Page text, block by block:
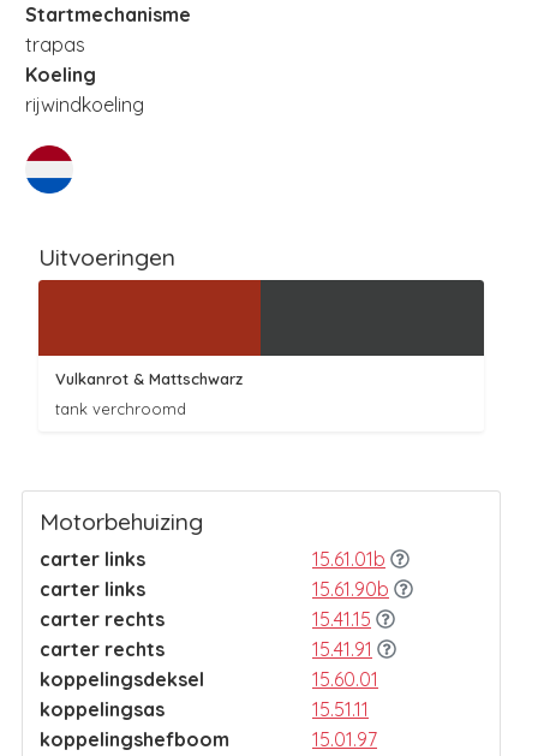
Startmechanisme
trapas
Koeling
rijwindkoeling
Uitvoeringen
Vulkanrot & Mattschwarz
tank verchroomd
Motorbehuizing
carter links
15.61.01b
carter links
15.61.90b
carter rechts
15.41.15
carter rechts
15.41.91
koppelingsdeksel
15.60.01
koppelingsas
15.51.11
koppelingshefboom
15.01.97